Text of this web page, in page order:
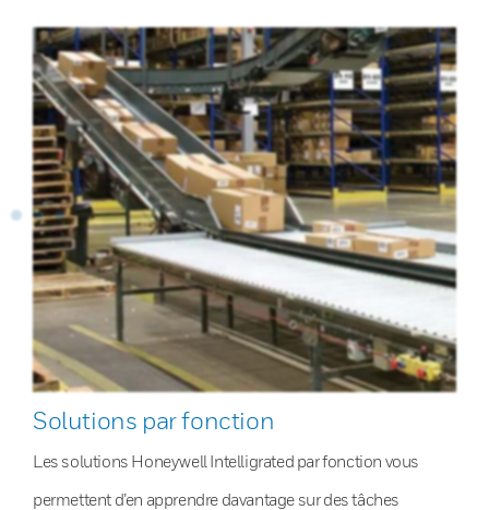
Solutions par fonction
Les solutions Honeywell Intelligrated par fonction vous
permettent d’en apprendre davantage sur des tâches